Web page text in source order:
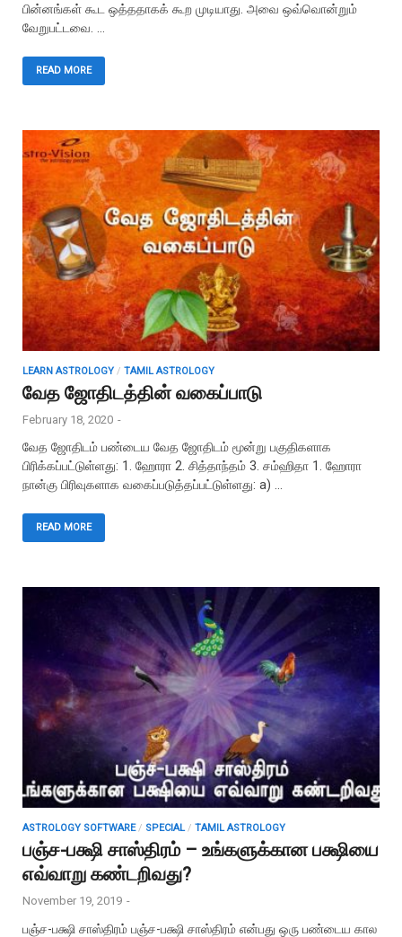
பின்னங்கள் கூட ஒத்ததாகக் கூற முடியாது. அவை ஒவ்வொன்றும்
வேறுபட்டவை. …
READ MORE
LEARN ASTROLOGY / TAMIL ASTROLOGY
வேத ஜோதிடத்தின் வகைப்பாடு
February 18, 2020 -
வேத ஜோதிடம் பண்டைய வேத ஜோதிடம் மூன்று பகுதிகளாக
பிரிக்கப்பட்டுள்ளது: 1. ஹோரா 2. சித்தாந்தம் 3. சம்ஹிதா 1. ஹோரா
நான்கு பிரிவுகளாக வகைப்படுத்தப்பட்டுள்ளது: a) …
READ MORE
ASTROLOGY SOFTWARE/ SPECIAL/ TAMIL ASTROLOGY
பஞ்ச-பக்ஷி சாஸ்திரம் – உங்களுக்கான பக்ஷியை
எவ்வாறு கண்டறிவது?
November 19, 2019 -
பஞ்ச-பக்ஷி சாஸ்திரம் பஞ்ச-பக்ஷி சாஸ்திரம் என்பது ஒரு பண்டைய கால